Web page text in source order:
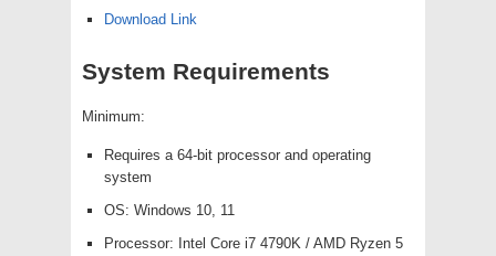
Download Link
System Requirements
Minimum:
Requires a 64-bit processor and operating
system
OS: Windows 10, 11
Processor: Intel Core i7 4790K / AMD Ryzen 5